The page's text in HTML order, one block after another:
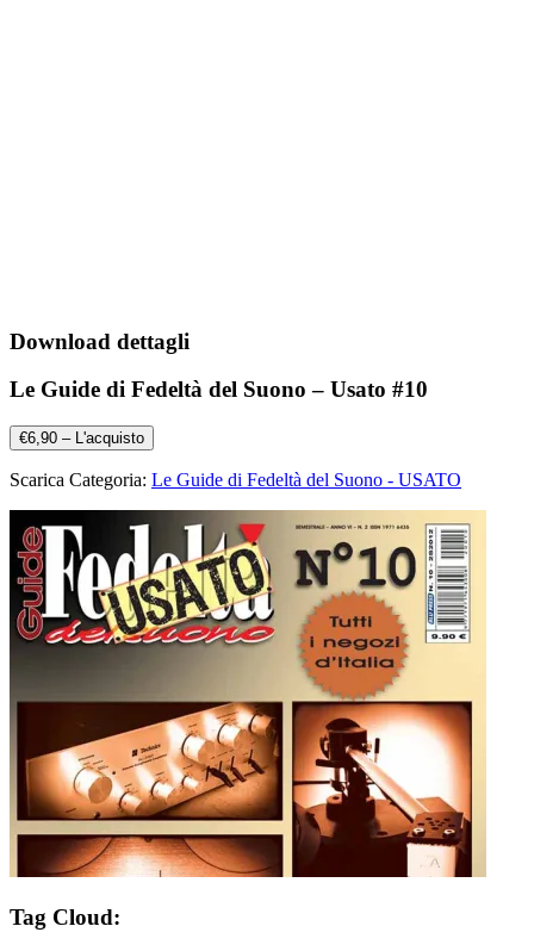
Download dettagli
Le Guide di Fedeltà del Suono – Usato #10
€6,90 – L'acquisto
Scarica Categoria: Le Guide di Fedeltà del Suono - USATO
Tag Cloud: